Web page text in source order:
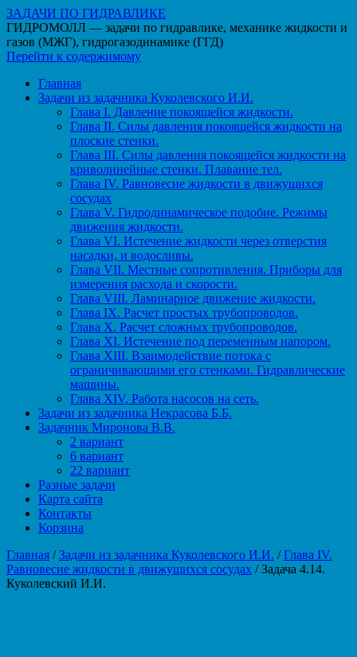
ЗАДАЧИ ПО ГИДРАВЛИКЕ
ГИДРОМОЛЛ — задачи по гидравлике, механике жидкости и
газов (МЖГ), гидрогазодинамике (ГГД)
Перейти к содержимому
Главная
Задачи из задачника Куколевского И.И.
Глава I. Давление покоящейся жидкости.
Глава II. Силы давления покоящейся жидкости на
плоские стенки.
Глава III. Силы давления покоящейся жидкости на
криволинейные стенки. Плавание тел.
Глава IV. Равновесие жидкости в движущихся
сосудах
Глава V. Гидродинамическое подобие. Режимы
движения жидкости.
Глава VI. Истечение жидкости через отверстия
насадки, и водосливы.
Глава VII. Местные сопротивления. Приборы для
измерения расхода и скорости.
Глава VIII. Ламинарное движение жидкости.
Глава IX. Расчет простых трубопроводов.
Глава X. Расчет сложных трубопроводов.
Глава XI. Истечение под переменным напором.
Глава XIII. Взаимодействие потока с
ограничивающими его стенками. Гидравлические
машины.
Глава XIV. Работа насосов на сеть.
Задачи из задачника Некрасова Б.Б.
Задачник Миронова В.В.
2 вариант
6 вариант
22 вариант
Разные задачи
Карта сайта
Контакты
Корзина
Главная /Задачи из задачника Куколевского И.И. /Глава IV.
Равновесие жидкости в движущихся сосудах / Задача 4.14.
Куколевский И.И.